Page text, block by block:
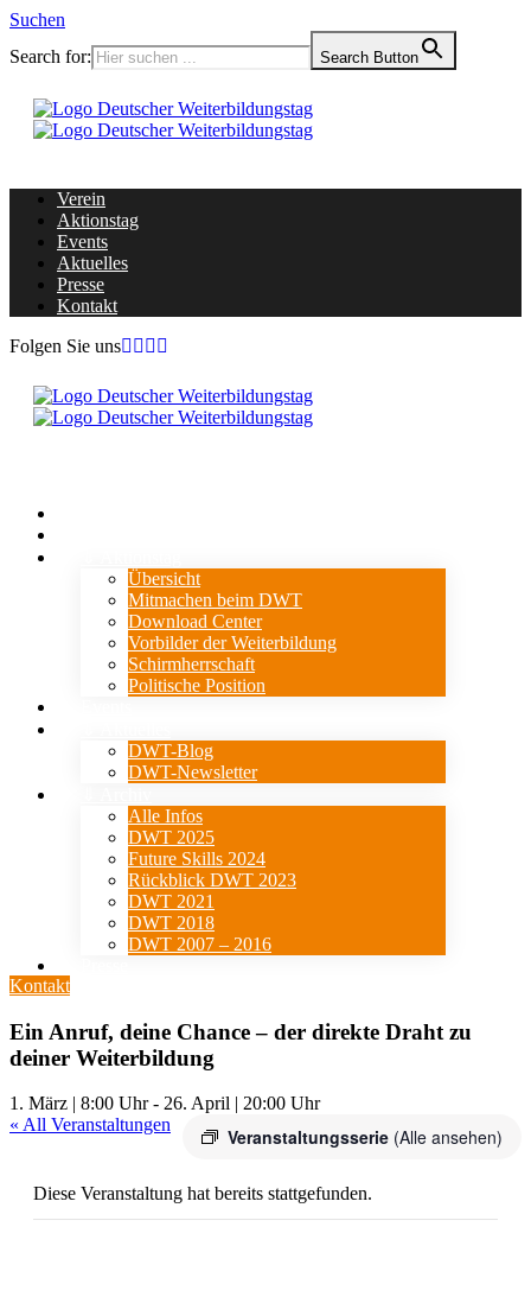
Suchen
Search for:
Search Button
Verein
Aktionstag
Events
Aktuelles
Presse
Kontakt
Folgen Sie uns
Übersicht
Mitmachen beim DWT
Download Center
Vorbilder der Weiterbildung
Schirmherrschaft
Politische Position
DWT-Blog
DWT-Newsletter
Alle Infos
DWT 2025
Future Skills 2024
Rückblick DWT 2023
DWT 2021
DWT 2018
DWT 2007 – 2016
Kontakt
Ein Anruf, deine Chance – der direkte Draht zu
deiner Weiterbildung
1. März | 8:00 Uhr- 26. April | 20:00 Uhr
Veranstaltungsserie (Alle ansehen)
« All Veranstaltungen
Diese Veranstaltung hat bereits stattgefunden.